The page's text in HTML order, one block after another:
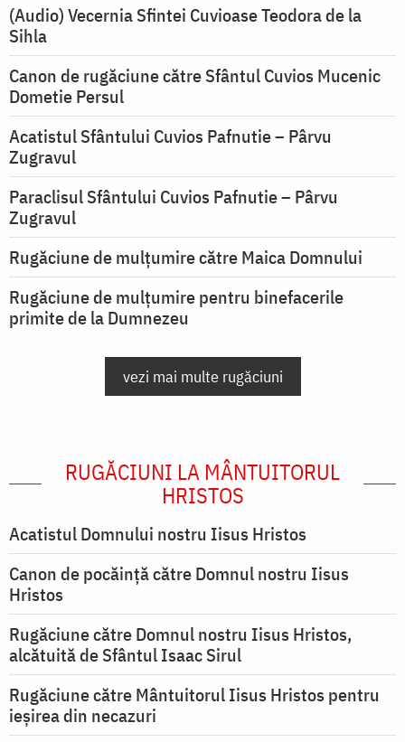
(Audio) Vecernia Sfintei Cuvioase Teodora de la
Sihla
Canon de rugăciune către Sfântul Cuvios Mucenic
Dometie Persul
Acatistul Sfântului Cuvios Pafnutie – Pârvu
Zugravul
Paraclisul Sfântului Cuvios Pafnutie – Pârvu
Zugravul
Rugăciune de mulţumire către Maica Domnului
Rugăciune de mulțumire pentru binefacerile
primite de la Dumnezeu
vezi mai multe rugăciuni
RUGĂCIUNI LA MÂNTUITORUL
HRISTOS
Acatistul Domnului nostru Iisus Hristos
Canon de pocăință către Domnul nostru Iisus
Hristos
Rugăciune către Domnul nostru Iisus Hristos,
alcătuită de Sfântul Isaac Sirul
Rugăciune către Mântuitorul Iisus Hristos pentru
ieşirea din necazuri